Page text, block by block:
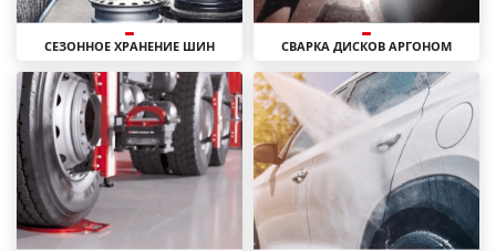
СЕЗОННОЕ ХРАНЕНИЕ ШИН СВАРКА ДИСКОВ АРГОНОМ